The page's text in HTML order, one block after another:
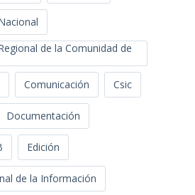
de la Comunidad de
Comunicación Csic
Documentación
Edición
de la Información